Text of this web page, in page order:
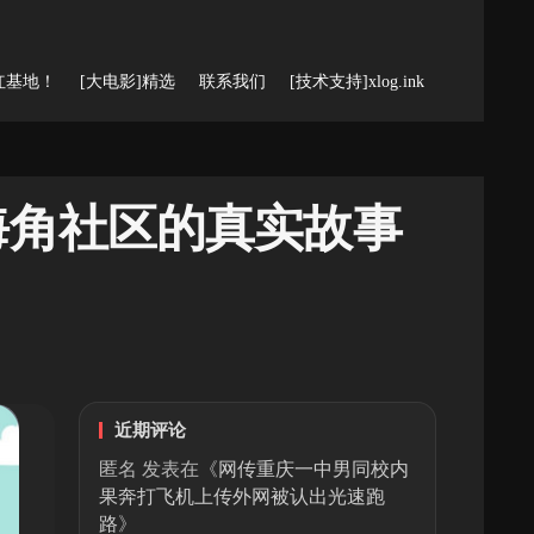
地！ [大电影]精选 联系我们 [技术支持]xlog.ink
社区的真实故事
近期评论
匿名 发表在《网传重庆一中男同校内
果奔打飞机上传外网被认出光速跑
路》